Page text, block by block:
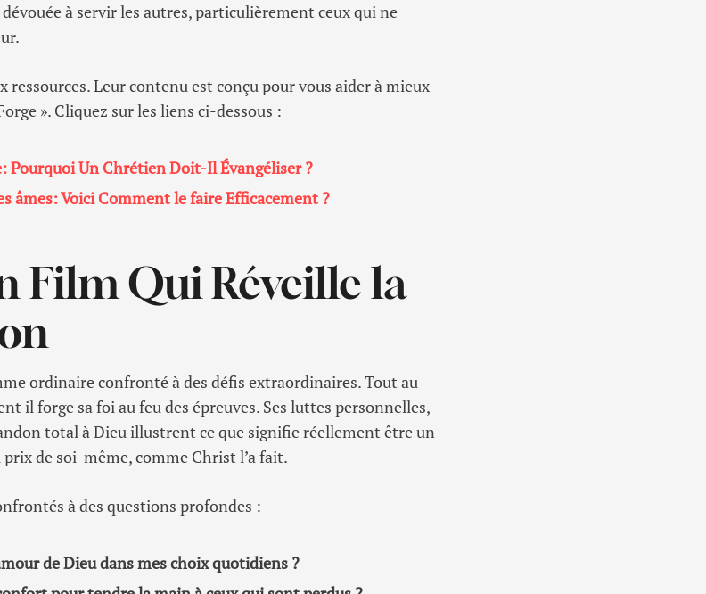
à servir les autres, particulièrement ceux qui ne
ressources. Leur contenu est conçu pour vous aider à mieux
». Cliquez sur les liens ci-dessous :
Pourquoi Un Chrétien Doit-Il Évangéliser ?
âmes: Voici Comment le faire Efficacement ?
Film Qui Réveille la
ordinaire confronté à des défis extraordinaires. Tout au
il forge sa foi au feu des épreuves. Ses luttes personnelles,
total à Dieu illustrent ce que signifie réellement être un
de soi-même, comme Christ l’a fait.
à des questions profondes :
de Dieu dans mes choix quotidiens ?